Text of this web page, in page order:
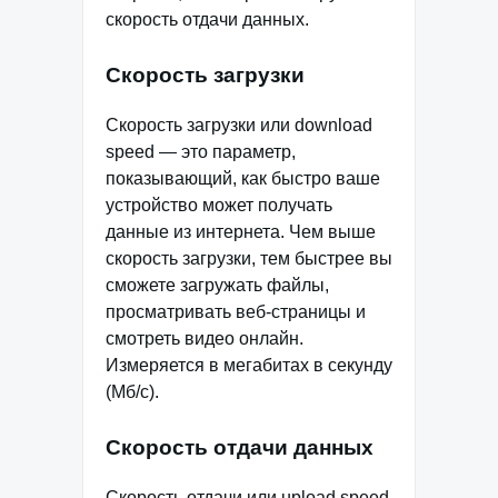
скорость отдачи данных.
Скорость загрузки
Скорость загрузки или download
speed — это параметр,
показывающий, как быстро ваше
устройство может получать
данные из интернета. Чем выше
скорость загрузки, тем быстрее вы
сможете загружать файлы,
просматривать веб-страницы и
смотреть видео онлайн.
Измеряется в мегабитах в секунду
(Мб/с).
Скорость отдачи данных